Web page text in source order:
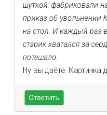
шуткой: фабриковали
приказ об увольнении
на стол. И каждый раз
старик хватался за
потешало.
Ну вы даёте. Картинка
Ответить